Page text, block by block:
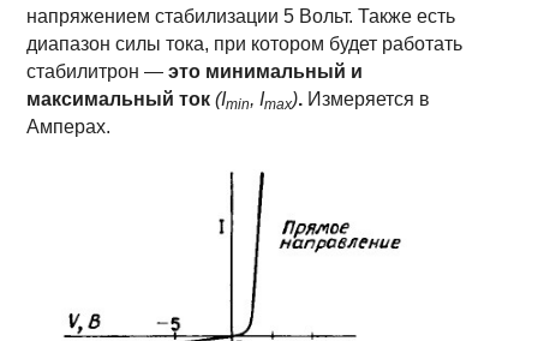
напряжением стабилизации 5 Вольт. Также есть
диапазон силы тока, при котором будет работать
стабилитрон —это минимальный и
максимальный ток(Imin, Imax). Измеряется в
Амперах.